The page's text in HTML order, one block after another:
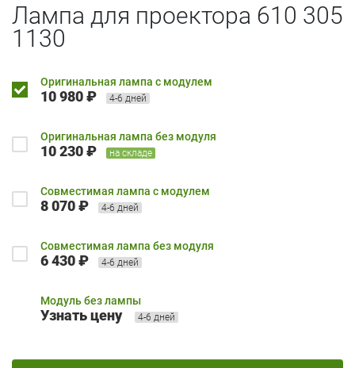
Лампа для проектора 610 305
1130
Оригинальная лампа с модулем
10 980 ₽ 4-6 дней
Оригинальная лампа без модуля
10 230 ₽ на складе
Совместимая лампа с модулем
8 070 ₽ 4-6 дней
Совместимая лампа без модуля
6 430 ₽ 4-6 дней
Модуль без лампы
Узнать цену 4-6 дней